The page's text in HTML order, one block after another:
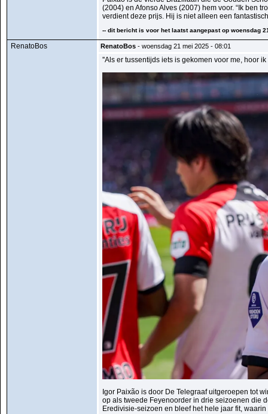
(2004) en Afonso Alves (2007) hem voor. “Ik ben
verdient deze prijs. Hij is niet alleen een
-- dit bericht is voor het laatst aangepast op woensdag
RenatoBos RenatoBos - woensdag 21 mei 2025 - 08:01
''Als er tussentijds iets is gekomen voor me, hoor
Igor Paixão is door De Telegraaf uitgeroepen tot
op als tweede Feyenoorder in drie seizoenen die
Eredivisie-seizoen en bleef het hele jaar fit,